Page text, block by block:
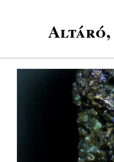
Altáró,